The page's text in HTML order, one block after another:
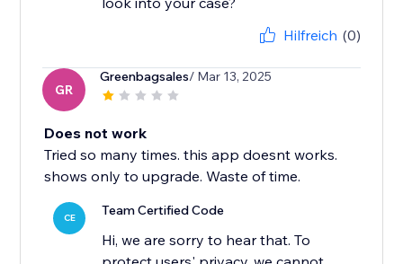
Hilfreich (0)
GR
Greenbagsales/ Mar 13, 2025
Does not work
Tried so many times. this app doesnt works.
shows only to upgrade. Waste of time.
CE Team Certified Code
Hi, we are sorry to hear that. To